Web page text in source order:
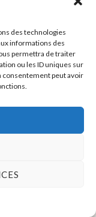
des technologies
informations des
permettra de traiter
ou les ID uniques sur
consentement peut avoir
- Outils et Supports